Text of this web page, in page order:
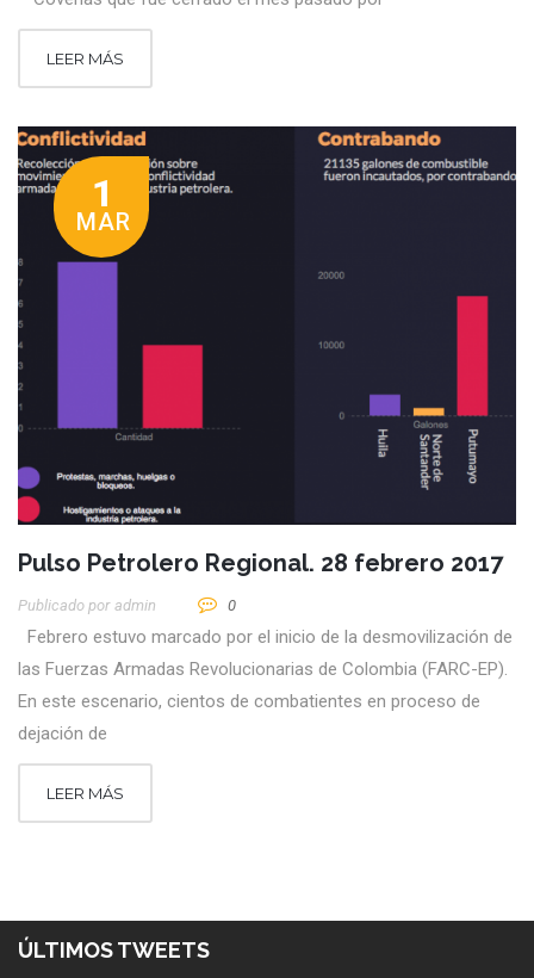
LEER MÁS
1
MAR
Pulso Petrolero Regional. 28 febrero 2017
Publicado por Admin 0
Febrero estuvo marcado por el inicio de la desmovilización de
las Fuerzas Armadas Revolucionarias de Colombia (FARC-EP).
En este escenario, cientos de combatientes en proceso de
dejación de
LEER MÁS
ÚLTIMOS TWEETS